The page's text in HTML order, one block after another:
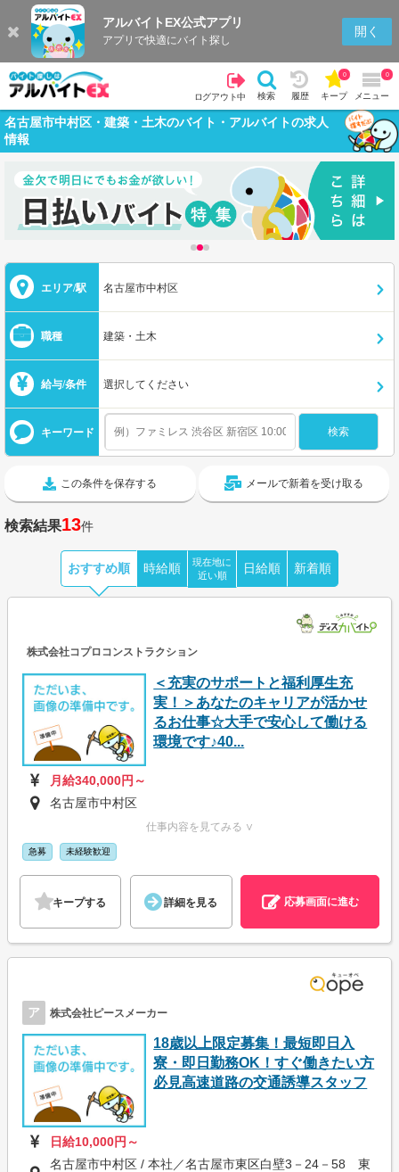
アルバイトEX公式アプリ
アプリで快適にバイト探し
開く
ログアウト中 検索 履歴 キープ
0
メニュー
0
名古屋市中村区・建築・土木のバイト・アルバイトの求人
情報
エリア/駅 名古屋市中村区
職種 建築・土木
給与/条件 選択してください
キーワード
この条件を保存する メールで新着を受け取る
検索結果13件
おすすめ順 時給順
現在地に
近い順
日給順 新着順
株式会社コプロコンストラクション
＜充実のサポートと福利厚生充
実！＞あなたのキャリアが活かせ
るお仕事☆大手で安心して働ける
環境です♪40...
月給340,000円～
名古屋市中村区
仕事内容を見てみる ∨
急募 未経験歓迎
キープする 詳細を見る 応募画面に進む
ア 株式会社ピースメーカー
18歳以上限定募集！最短即日入
寮・即日勤務OK！すぐ働きたい方
必見高速道路の交通誘導スタッフ
日給10,000円～
名古屋市中村区 / 本社／名古屋市東区白壁3－24－58 東